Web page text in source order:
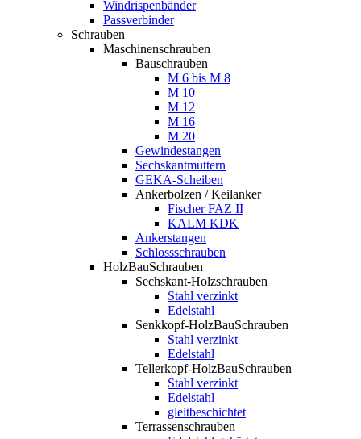
Windrispenbänder
Passverbinder
Schrauben
Maschinenschrauben
Bauschrauben
M 6 bis M 8
M 10
M 12
M 16
M 20
Gewindestangen
Sechskantmuttern
GEKA-Scheiben
Ankerbolzen / Keilanker
Fischer FAZ II
KALM KDK
Ankerstangen
Schlossschrauben
HolzBauSchrauben
Sechskant-Holzschrauben
Stahl verzinkt
Edelstahl
Senkkopf-HolzBauSchrauben
Stahl verzinkt
Edelstahl
Tellerkopf-HolzBauSchrauben
Stahl verzinkt
Edelstahl
gleitbeschichtet
Terrassenschrauben